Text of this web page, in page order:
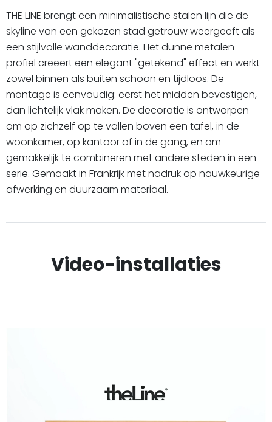
THE LINE brengt een minimalistische stalen lijn die de
skyline van een gekozen stad getrouw weergeeft als
een stijlvolle wanddecoratie. Het dunne metalen
profiel creëert een elegant "getekend" effect en werkt
zowel binnen als buiten schoon en tijdloos. De
montage is eenvoudig: eerst het midden bevestigen,
dan lichtelijk vlak maken. De decoratie is ontworpen
om op zichzelf op te vallen boven een tafel, in de
woonkamer, op kantoor of in de gang, en om
gemakkelijk te combineren met andere steden in een
serie. Gemaakt in Frankrijk met nadruk op nauwkeurige
afwerking en duurzaam materiaal.
Video-installaties